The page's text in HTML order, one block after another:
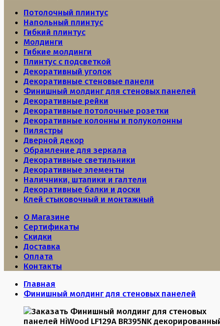
Потолочный плинтус
Напольный плинтус
Гибкий плинтус
Молдинги
Гибкие молдинги
Плинтус с подсветкой
Декоративный уголок
Декоративные стеновые панели
Финишный молдинг для стеновых панелей
Декоративные рейки
Декоративные потолочные розетки
Декоративные колонны и полуколонны
Пилястры
Дверной декор
Обрамление для зеркала
Декоративные светильники
Декоративные элементы
Наличники, штапики и галтели
Декоративные балки и доски
Клей стыковочный и монтажный
О Магазине
Сертификаты
Скидки
Доставка
Оплата
Контакты
Главная
Финишный молдинг для стеновых панелей